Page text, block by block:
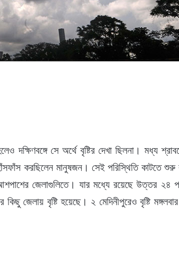
দক্ষিণবঙ্গে সে অর্থে বৃষ্টির দেখা ছিলনা। মধ্য
করছিলেন মানুষজন। সেই পরিস্থিতি কাটতে শুরু
জেলাগুলিতে। যার মধ্যে রয়েছে উত্তর ২৪
জেলায় বৃষ্টি হয়েছে। ২ মেদিনীপুরেও বৃষ্টি